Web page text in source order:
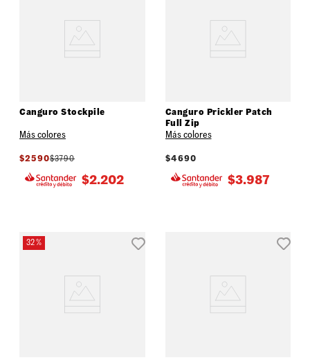
Canguro Stockpile
Más colores
$2590$3790
$2.202
Canguro Prickler Patch
Full Zip
Más colores
$4690
$3.987
32 %